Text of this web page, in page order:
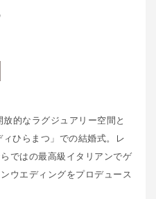
的なラグジュアリー空間と
ひらまつ」での結婚式。レ
ではの最高級イタリアンでゲ
ウエディングをプロデュース